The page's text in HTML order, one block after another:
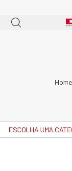
ESCOLHA UMA